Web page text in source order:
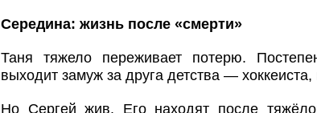
Середина: жизнь после «смерти»
Таня тяжело переживает потерю.
выходит замуж за друга детства —
Но Сергей жив. Его находят после